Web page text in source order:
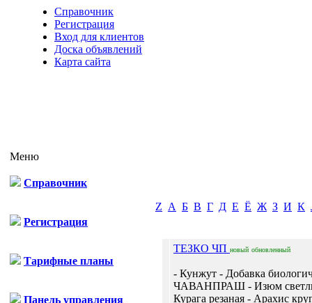
Справочник
Регистрация
Вход для клиентов
Доска объявлений
Карта сайта
Меню
Справочник
Регистрация
Тарифные планы
Панель управления
Z А Б В Г Д Е Ё Ж З И К
ТЕЗКО ЧП новый обновленный
- Кунжут - Добавка
ЧАВАНПРАШ - Изюм
Курага резаная - Арахис